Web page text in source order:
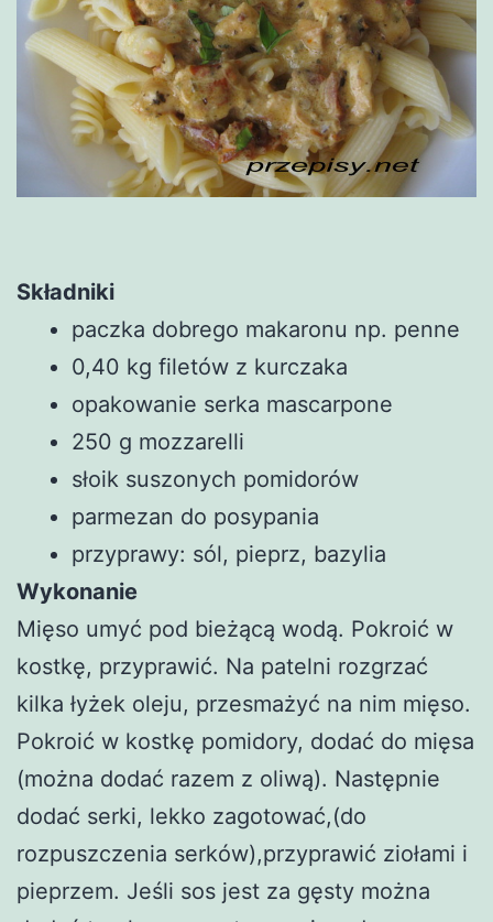
Składniki
paczka dobrego makaronu np. penne
0,40 kg filetów z kurczaka
opakowanie serka mascarpone
250 g mozzarelli
słoik suszonych pomidorów
parmezan do posypania
przyprawy: sól, pieprz, bazylia
Wykonanie
Mięso umyć pod bieżącą wodą. Pokroić w
kostkę, przyprawić. Na patelni rozgrzać
kilka łyżek oleju, przesmażyć na nim mięso.
Pokroić w kostkę pomidory, dodać do mięsa
(można dodać razem z oliwą). Następnie
dodać serki, lekko zagotować,(do
rozpuszczenia serków),przyprawić ziołami i
pieprzem. Jeśli sos jest za gęsty można